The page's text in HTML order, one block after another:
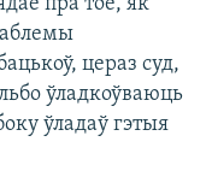
цераз суд,
ўладкоўваюць
ўладаў гэтыя